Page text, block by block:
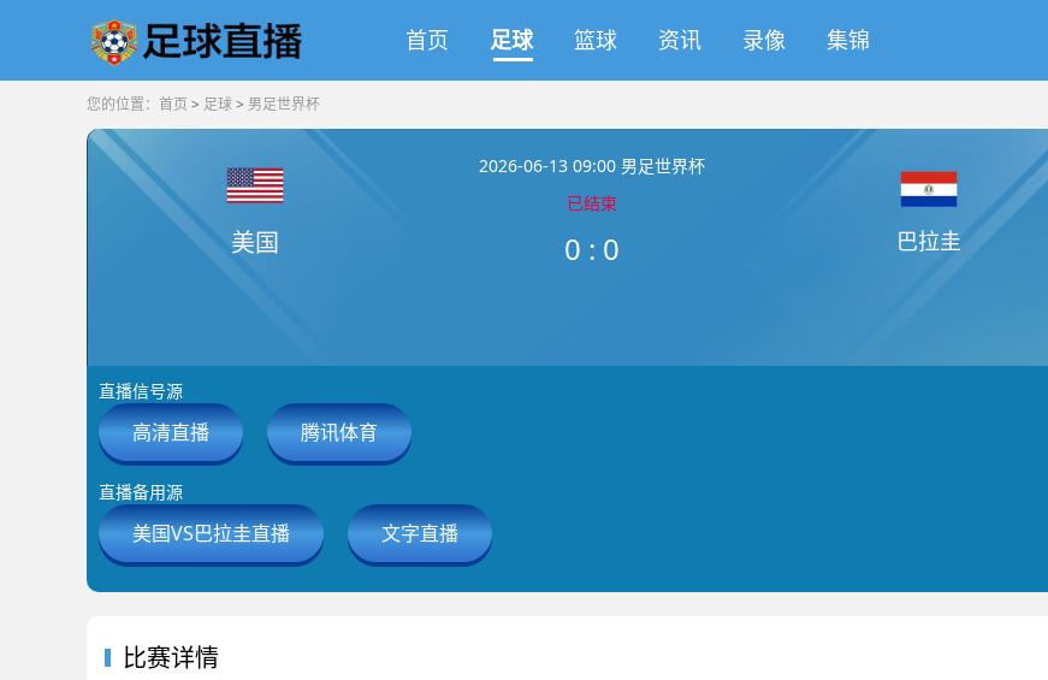
首页 足球 篮球 资讯 录像 集锦
您的位置： 首页 > 足球> 男足世界杯
美国
2026-06-13 09:00 男足世界杯
已结束
0 : 0 巴拉圭
直播信号源
高清直播 腾讯体育
直播备用源
美国VS巴拉圭直播 文字直播
比赛详情